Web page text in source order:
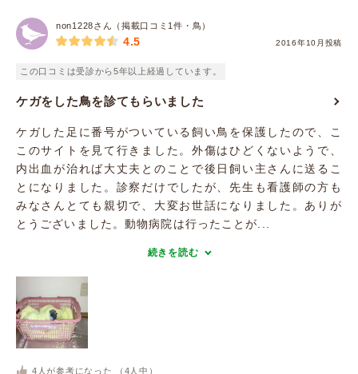
non1228さん（掲載口コミ1件・鳥）
2016年10月投稿
4.5
この口コミは受診から5年以上経過しています。
ケガをした鳥を診てもらいました
ケガした足に番号がついている飼い鳥を保護したので、こ
このサイトを見て行きました。外傷はひどくないようで、
内出血が治れば大丈夫とのことで後日飼い主さんに送るこ
とになりました。診察だけでしたが、先生も看護師の方も
みなさんとても親切で、大変お世話になりました。ありが
とうございました。動物病院は行ったことが...
続きを読む
4 人が参考になった （ 4 人中）